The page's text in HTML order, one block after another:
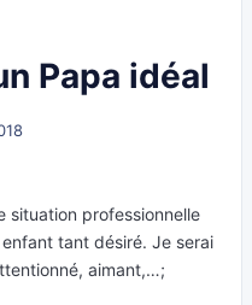
Papa idéal
situation professionnelle
tant désiré. Je serai
aimant,…;